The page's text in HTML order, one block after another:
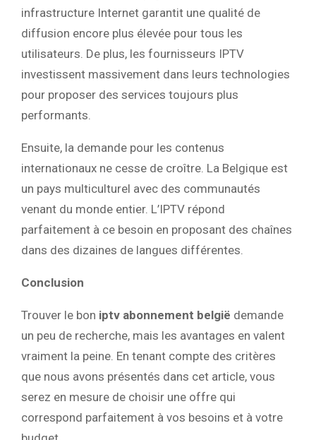
infrastructure Internet garantit une qualité de
diffusion encore plus élevée pour tous les
utilisateurs. De plus, les fournisseurs IPTV
investissent massivement dans leurs technologies
pour proposer des services toujours plus
performants.
Ensuite, la demande pour les contenus
internationaux ne cesse de croître. La Belgique est
un pays multiculturel avec des communautés
venant du monde entier. L’IPTV répond
parfaitement à ce besoin en proposant des chaînes
dans des dizaines de langues différentes.
Conclusion
Trouver le bon iptv abonnement belgië demande
un peu de recherche, mais les avantages en valent
vraiment la peine. En tenant compte des critères
que nous avons présentés dans cet article, vous
serez en mesure de choisir une offre qui
correspond parfaitement à vos besoins et à votre